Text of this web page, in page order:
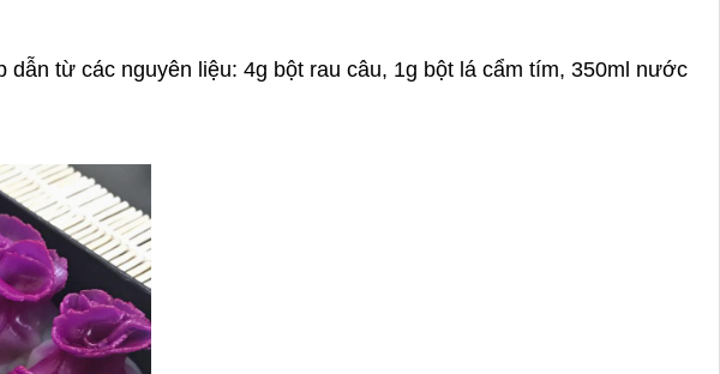
từ các nguyên liệu: 4g bột rau câu, 1g bột lá cẩm tím, 350ml nước